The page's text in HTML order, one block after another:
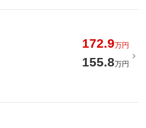
172.9万円
155.8万円